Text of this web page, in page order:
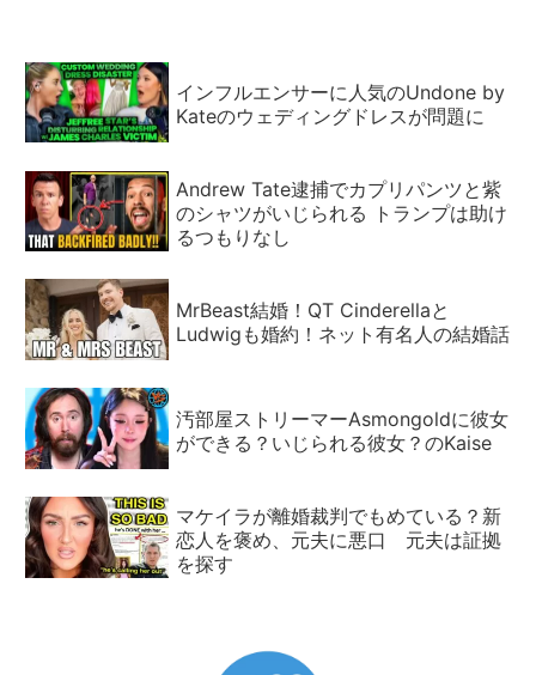
インフルエンサーに人気のUndone by
Kateのウェディングドレスが問題に
Andrew Tate逮捕でカプリパンツと紫
のシャツがいじられる トランプは助け
るつもりなし
MrBeast結婚！QT Cinderellaと
Ludwigも婚約！ネット有名人の結婚話
汚部屋ストリーマーAsmongoldに彼女
ができる？いじられる彼女？のKaise
マケイラが離婚裁判でもめている？新
恋人を褒め、元夫に悪口 元夫は証拠
を探す